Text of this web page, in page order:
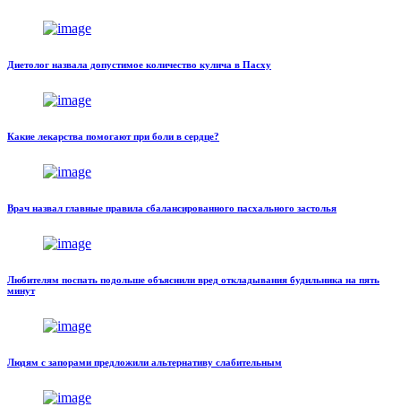
Диетолог назвала допустимое количество кулича в Пасху
Какие лекарства помогают при боли в сердце?
Врач назвал главные правила сбалансированного пасхального застолья
Любителям поспать подольше объяснили вред откладывания будильника на пять
минут
Людям с запорами предложили альтернативу слабительным